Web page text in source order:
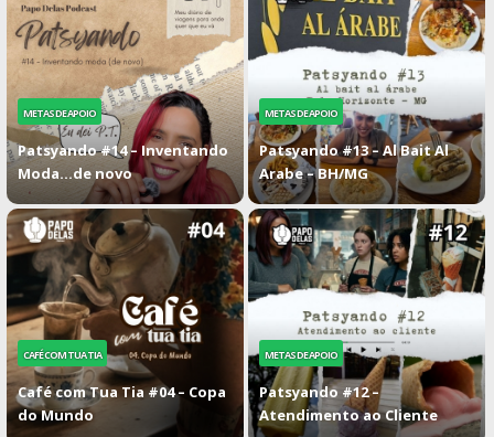
METAS DE APOIO
Patsyando #14 – Inventando
Moda…de novo
METAS DE APOIO
Patsyando #13 – Al Bait Al
Arabe – BH/MG
CAFÉ COM TUA TIA
Café com Tua Tia #04 – Copa
do Mundo
METAS DE APOIO
Patsyando #12 –
Atendimento ao Cliente